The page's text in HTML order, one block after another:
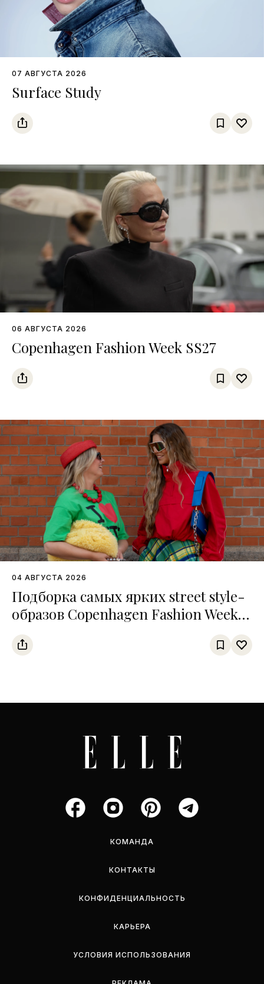
07 АВГУСТА 2026
Surface Study
06 АВГУСТА 2026
Copenhagen Fashion Week SS27
04 АВГУСТА 2026
Подборка самых ярких street style-
образов Copenhagen Fashion Week
SS27
КОМАНДА
КОНТАКТЫ
КОНФИДЕНЦИАЛЬНОСТЬ
КАРЬЕРА
УСЛОВИЯ ИСПОЛЬЗОВАНИЯ